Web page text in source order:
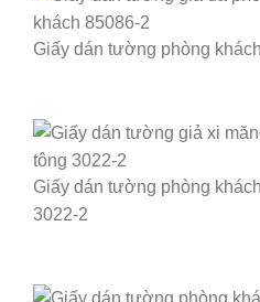
Giấy dán tường phòng
Giấy dán tường phòng
3022-2